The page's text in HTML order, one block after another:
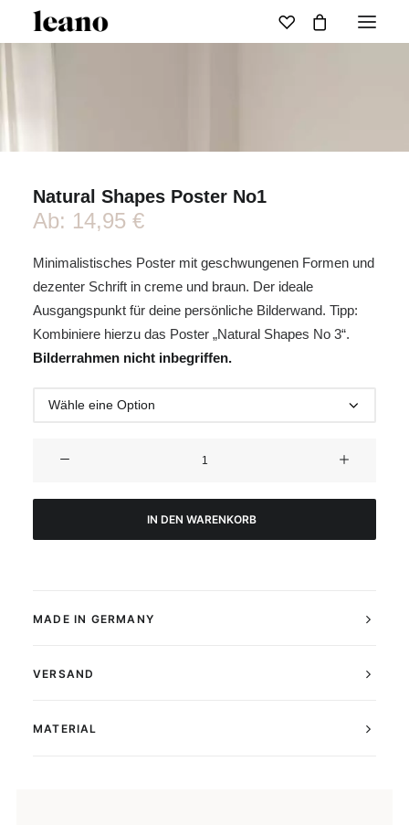
Natural Shapes Poster No1
Ab: 14,95 €
Minimalistisches Poster mit geschwungenen Formen und
dezenter Schrift in creme und braun. Der ideale
Ausgangspunkt für deine persönliche Bilderwand. Tipp:
Kombiniere hierzu das Poster „Natural Shapes No 3“.
Bilderrahmen nicht inbegriffen.
Poster
Menge
IN DEN WARENKORB
MADE IN GERMANY
VERSAND
MATERIAL